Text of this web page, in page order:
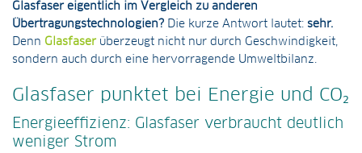
Glasfaser eigentlich im Vergleich zu anderen
Übertragungstechnologien? Die kurze Antwort lautet: sehr.
Denn Glasfaser überzeugt nicht nur durch Geschwindigkeit,
sondern auch durch eine hervorragende Umweltbilanz.
Glasfaser punktet bei Energie und CO₂
Energieeffizienz: Glasfaser verbraucht deutlich
weniger Strom